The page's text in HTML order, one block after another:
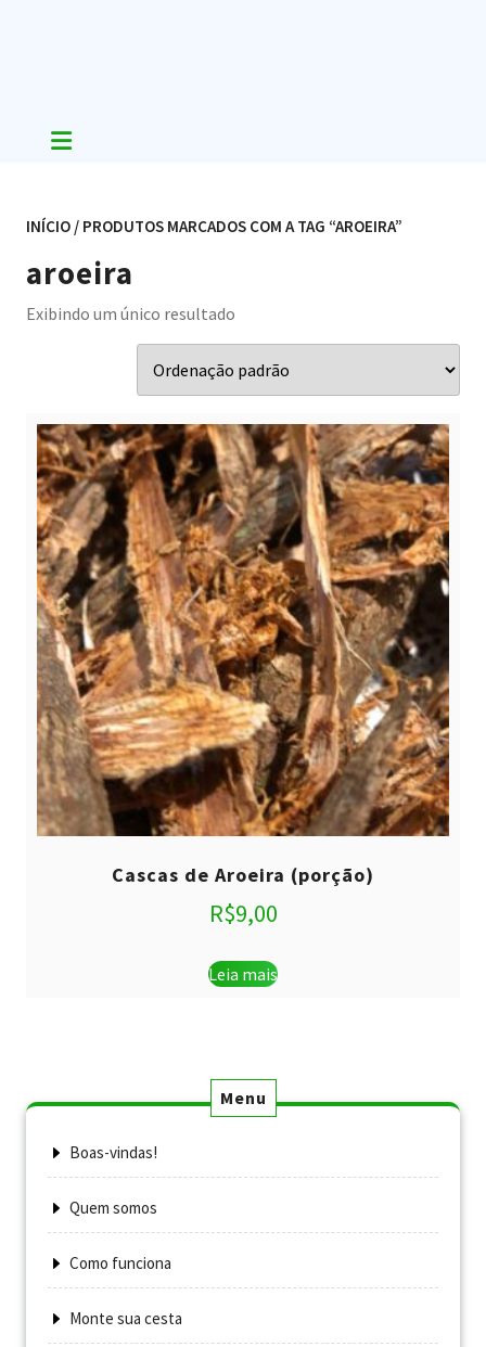
INÍCIO / PRODUTOS MARCADOS COM A TAG “AROEIRA”
aroeira
Exibindo um único resultado
Cascas de Aroeira (porção)
R$9,00
Leia mais
Menu
Boas-vindas!
Quem somos
Como funciona
Monte sua cesta